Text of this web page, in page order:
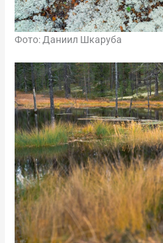
Фото: Даниил Шкаруба